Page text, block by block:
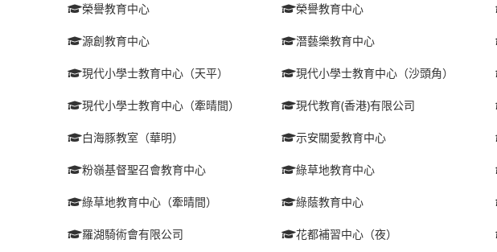
榮譽教育中心 榮譽教育中心
源創教育中心 潛藝樂教育中心
現代小學士教育中心（天平） 現代小學士教育中心（沙頭角）
現代小學士教育中心（牽晴間） 現代教育(香港)有限公司
白海豚教室（華明） 示安關愛教育中心
粉嶺基督聖召會教育中心 綠草地教育中心
綠草地教育中心（牽晴間） 綠蔭教育中心
羅湖騎術會有限公司 花都補習中心（夜）